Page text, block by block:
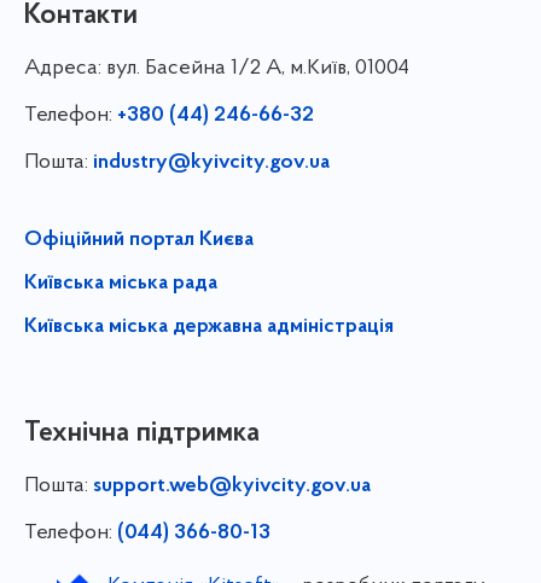
Контакти
Адреса: вул. Басейна 1/⁠2 А, м.Київ, 01004
Телефон: +380 (44) 246-66-32
Пошта: industry@kyivcity.gov.ua
Офіційний портал Києва
Київська міська рада
Київська міська державна адміністрація
Технічна підтримка
Пошта: support.web@kyivcity.gov.ua
Телефон: (044) 366-80-13